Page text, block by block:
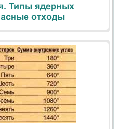
Типы ядерных
отходы